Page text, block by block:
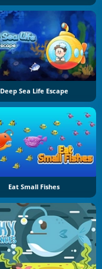
Deep Sea Life Escape
Eat Small Fishes